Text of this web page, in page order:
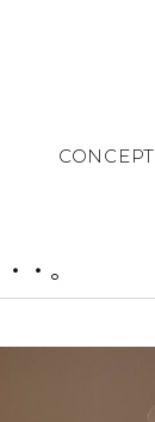
CONCEPT
・。